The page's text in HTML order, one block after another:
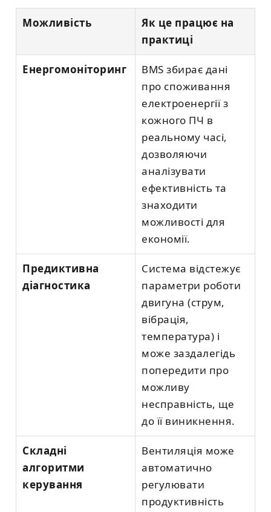
Можливість
Як це працює на
практиці
Енергомоніторинг
BMS збирає дані
про споживання
електроенергії з
кожного ПЧ в
реальному часі,
дозволяючи
аналізувати
ефективність та
знаходити
можливості для
економії.
Предиктивна
діагностика
Система відстежує
параметри роботи
двигуна (струм,
вібрація,
температура) і
може заздалегідь
попередити про
можливу
несправність, ще
до її виникнення.
Складні
алгоритми
керування
Вентиляція може
автоматично
регулювати
продуктивність